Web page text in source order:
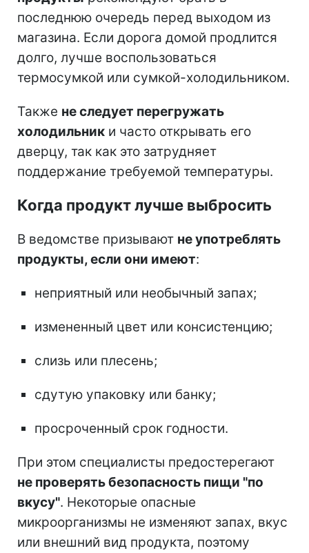
последнюю очередь перед выходом из
магазина. Если дорога домой продлится
долго, лучше воспользоваться
термосумкой или сумкой-холодильником.
Также не следует перегружать
холодильник и часто открывать его
дверцу, так как это затрудняет
поддержание требуемой температуры.
Когда продукт лучше выбросить
В ведомстве призывают не употреблять
продукты, если они имеют:
неприятный или необычный запах;
измененный цвет или консистенцию;
слизь или плесень;
сдутую упаковку или банку;
просроченный срок годности.
При этом специалисты предостерегают
не проверять безопасность пищи "по
вкусу". Некоторые опасные
микроорганизмы не изменяют запах, вкус
или внешний вид продукта, поэтому